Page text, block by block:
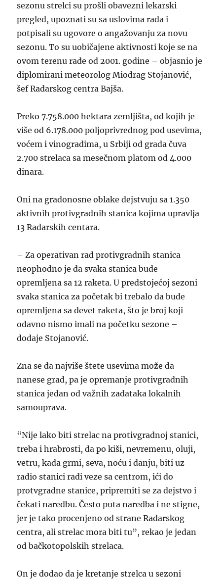
sezonu strelci su prošli obavezni lekarski
pregled, upoznati su sa uslovima rada i
potpisali su ugovore o angažovanju za novu
sezonu. To su uobičajene aktivnosti koje se na
ovom terenu rade od 2001. godine – objasnio je
diplomirani meteorolog Miodrag Stojanović,
šef Radarskog centra Bajša.
Preko 7.758.000 hektara zemljišta, od kojih je
više od 6.178.000 poljoprivrednog pod usevima,
voćem i vinogradima, u Srbiji od grada čuva
2.700 strelaca sa mesečnom platom od 4.000
dinara.
Oni na gradonosne oblake dejstvuju sa 1.350
aktivnih protivgradnih stanica kojima upravlja
13 Radarskih centara.
– Za operativan rad protivgradnih stanica
neophodno je da svaka stanica bude
opremljena sa 12 raketa. U predstojećoj sezoni
svaka stanica za početak bi trebalo da bude
opremljena sa devet raketa, što je broj koji
odavno nismo imali na početku sezone –
dodaje Stojanović.
Zna se da najviše štete usevima može da
nanese grad, pa je opremanje protivgradnih
stanica jedan od važnih zadataka lokalnih
samouprava.
“Nije lako biti strelac na protivgradnoj stanici,
treba i hrabrosti, da po kiši, nevremenu, oluji,
vetru, kada grmi, seva, noću i danju, biti uz
radio stanici radi veze sa centrom, ići do
protvgradne stanice, pripremiti se za dejstvo i
čekati naredbu. Često puta naredba i ne stigne,
jer je tako procenjeno od strane Radarskog
centra, ali strelac mora biti tu”, rekao je jedan
od bačkotopolskih strelaca.
On je dodao da je kretanje strelca u sezoni